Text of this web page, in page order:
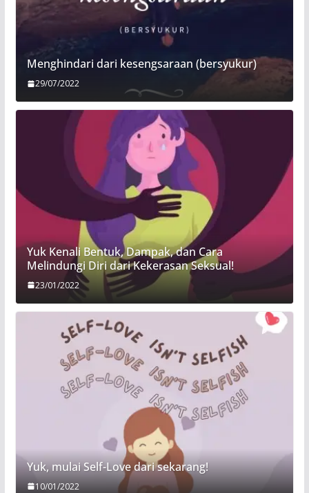
Menghindari dari kesengsaraan (bersyukur)
29/07/2022
Yuk Kenali Bentuk, Dampak, dan Cara
Melindungi Diri dari Kekerasan Seksual!
23/01/2022
Yuk, mulai Self-Love dari sekarang!
10/01/2022